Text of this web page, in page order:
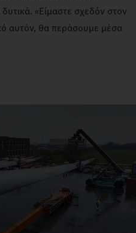
«Είμαστε σχεδόν στον
αυτόν, θα περάσουμε μέσα